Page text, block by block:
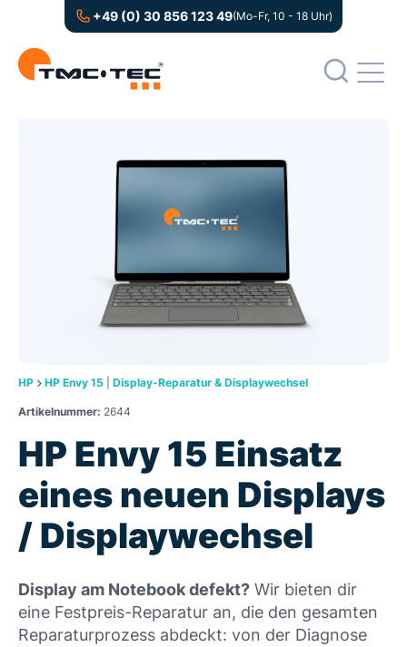
+49 (0) 30 856 123 49(Mo-Fr, 10 - 18 Uhr)
HP HP Envy 15 Display-Reparatur & Displaywechsel
Artikelnummer: 2644
HP Envy 15 Einsatz
eines neuen Displays
/ Displaywechsel
Display am Notebook defekt? Wir bieten dir
eine Festpreis-Reparatur an, die den gesamten
Reparaturprozess abdeckt: von der Diagnose